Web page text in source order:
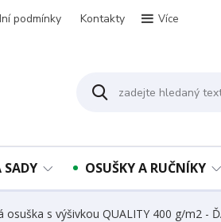
podmínky Kontakty Více
SADY OSUŠKY A RUČNÍKY
osuška s výšivkou QUALITY 400 g/m2 -